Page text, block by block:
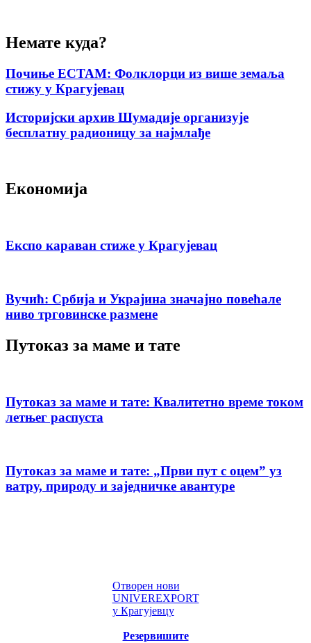
Немате куда?
Почиње ЕСТАМ: Фолклорци из више земаља
стижу у Крагујевац
Историјски архив Шумадије организује
бесплатну радионицу за најмлађе
Економија
Експо караван стиже у Крагујевац
Вучић: Србија и Украјина значајно повећале
ниво трговинске размене
Путоказ за маме и тате
Путоказ за маме и тате: Квалитетно време током
летњег распуста
Путоказ за маме и тате: „Први пут с оцемˮ уз
ватру, природу и заједничке авантуре
Отворен нови
UNIVEREXPORT
у Крагујевцу
Резервишите